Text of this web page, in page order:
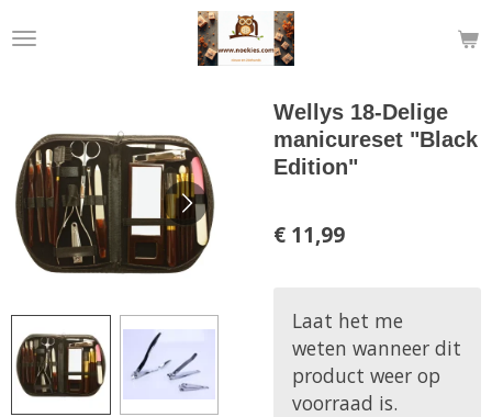
direct
hoofdinhoud
Wellys 18-Delige
manicureset "Black
Edition"
€ 11,99
Laat het me
weten wanneer dit
product weer op
voorraad is.